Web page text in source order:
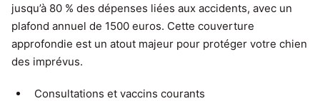
jusqu’à 80 % des dépenses liées aux accidents, avec un
plafond annuel de 1500 euros. Cette couverture
approfondie est un atout majeur pour protéger votre chien
des imprévus.
Consultations et vaccins courants